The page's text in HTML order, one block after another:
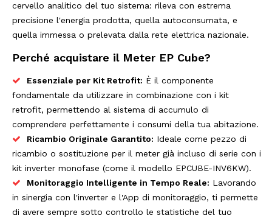
cervello analitico del tuo sistema: rileva con estrema
precisione l'energia prodotta, quella autoconsumata, e
quella immessa o prelevata dalla rete elettrica nazionale.
Perché acquistare il Meter EP Cube?
Essenziale per Kit Retrofit: È il componente
fondamentale da utilizzare in combinazione con i kit
retrofit, permettendo al sistema di accumulo di
comprendere perfettamente i consumi della tua abitazione.
Ricambio Originale Garantito: Ideale come pezzo di
ricambio o sostituzione per il meter già incluso di serie con i
kit inverter monofase (come il modello EPCUBE-INV6KW).
Monitoraggio Intelligente in Tempo Reale: Lavorando
in sinergia con l'inverter e l'App di monitoraggio, ti permette
di avere sempre sotto controllo le statistiche del tuo